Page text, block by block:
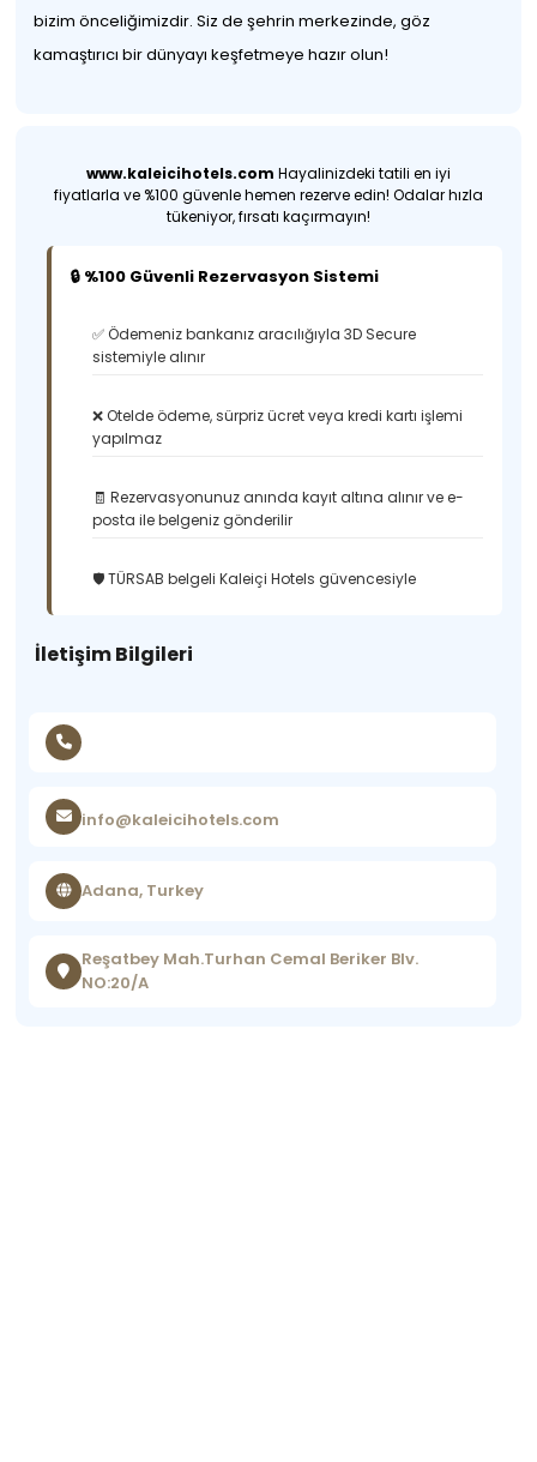
bizim önceliğimizdir. Siz de şehrin merkezinde, göz
kamaştırıcı bir dünyayı keşfetmeye hazır olun!
www.kaleicihotels.com Hayalinizdeki tatili en iyi
fiyatlarla ve %100 güvenle hemen rezerve edin! Odalar hızla
tükeniyor, fırsatı kaçırmayın!
🔒 %100 Güvenli Rezervasyon Sistemi
✅ Ödemeniz bankanız aracılığıyla 3D Secure
sistemiyle alınır
❌ Otelde ödeme, sürpriz ücret veya kredi kartı işlemi
yapılmaz
🧾 Rezervasyonunuz anında kayıt altına alınır ve e-
posta ile belgeniz gönderilir
🛡️ TÜRSAB belgeli Kaleiçi Hotels güvencesiyle
İletişim Bilgileri
info@kaleicihotels.com
Adana, Turkey
Reşatbey Mah.Turhan Cemal Beriker Blv.
NO:20/A